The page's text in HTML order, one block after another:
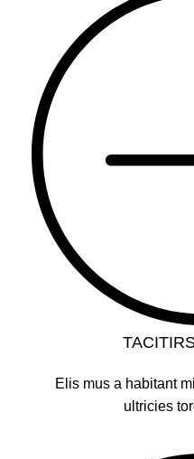
Elis mus a habitant
ultricies